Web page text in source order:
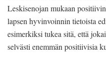
Leskisenojan mukaan
lapsen hyvinvoinnin tietoista
esimerkiksi tukea sitä, että
selvästi enemmän positiivisia